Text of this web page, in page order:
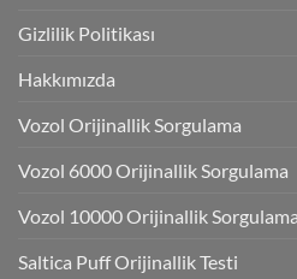
Gizlilik Politikası
Hakkımızda
Vozol Orijinallik Sorgulama
Vozol 6000 Orijinallik Sorgulama
Vozol 10000 Orijinallik Sorgulama
Saltica Puff Orijinallik Testi